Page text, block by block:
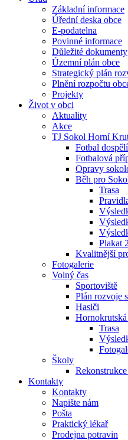
Základní informace
Úřední deska obce
E-podatelna
Povinné informace
Důležité dokumenty
Územní plán obce
Strategický plán
Plnění rozpočtu
Projekty
Život v obci
Aktuality
Akce
TJ Sokol Horní
Fotbal dospělí
Fotbalová
Opravy
Běh pro
Trasa
Plakat
Kvalitnější
Fotogalerie
Volný čas
Sportoviště
Plán rozvoje
Hasiči
Trasa
Školy
Kontakty
Kontakty
Napište nám
Pošta
Praktický lékař
Prodejna potravin